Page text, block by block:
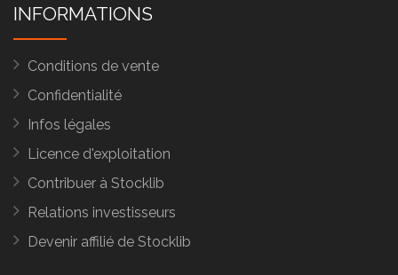
INFORMATIONS
Conditions de vente
Confidentialité
Infos légales
Licence d'exploitation
Contribuer à Stocklib
Relations investisseurs
Devenir affilié de Stocklib